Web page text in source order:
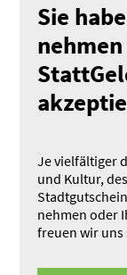
Sie
Je vielfäl­tiger
und Kultur,
nehmen oder
freuen wir uns